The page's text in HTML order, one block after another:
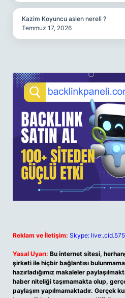
Kazim Koyuncu aslen nereli ?
Temmuz 17, 2026
Reklam ve İletişim: Skype:
Yasal Uyarı: Bu internet sitesi,
şirketi ile hiçbir bağlantısı
hazırladığımız makaleler
haber niteliği taşımamakta olup,
paylaşım yapılmamaktadır. Gerçek